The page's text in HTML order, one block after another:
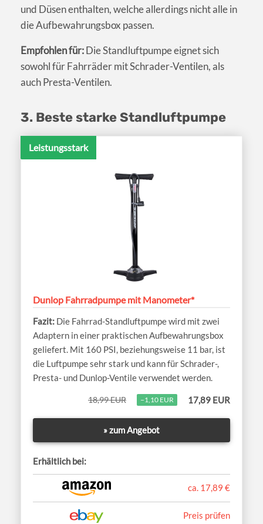
und Düsen enthalten, welche allerdings nicht alle in
die Aufbewahrungsbox passen.
Empfohlen für:Die Standluftpumpe eignet sich
sowohl für Fahrräder mit Schrader-Ventilen, als
auch Presta-Ventilen.
3. Beste starke Standluftpumpe
Leistungsstark
Dunlop Fahrradpumpe mit Manometer*
Die Fahrrad-Standluftpumpe wird mit zwei
Adaptern in einer praktischen Aufbewahrungsbox
geliefert. Mit 160 PSI, beziehungsweise 11 bar, ist
die Luftpumpe sehr stark und kann für Schrader-,
Presta- und Dunlop-Ventile verwendet werden.
18,99 EUR −1,10 EUR 17,89 EUR
» zum Angebot
Erhältlich bei:
ca. 17,89 €
Preis prüfen